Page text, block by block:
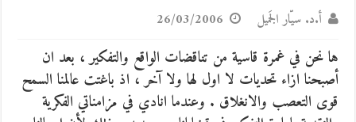
أ.د. سيّار الجَميل 26/03/2006
ها نحن في غمرة قاسية من تناقضات الواقع والتفكير ، بعد ان
أصبحنا ازاء تحديات لا اول لها ولا آخر ، اذ باغتت عالمنا السمح
قوى التعصب والانغلاق . وعندما انادي في مزامناتي الفكرية